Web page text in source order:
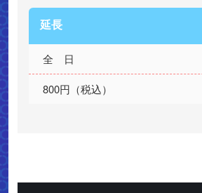
延長
全　日
800円（税込）